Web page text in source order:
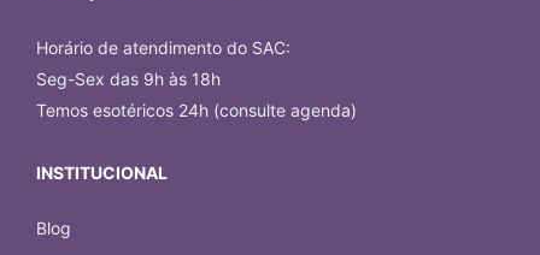
Interpretação de Sonhos
Junho de 2026
"Dom sempre querido e me ajuda constantemente
em minhas questoes "
Fabíola
Horário de atendimento do SAC:
Seg-Sex das 9h às 18h
Temos esotéricos 24h (consulte agenda)
INSTITUCIONAL
Blog